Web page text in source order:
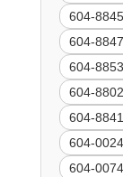
604-
604-
604-
604-
604-
604-
604-